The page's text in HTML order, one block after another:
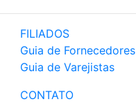
FILIADOS
Guia de Fornecedores
Guia de Varejistas
CONTATO